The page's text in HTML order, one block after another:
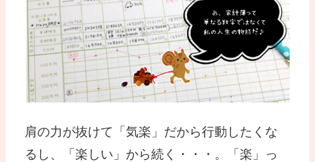
肩の力が抜けて「気楽」だから行動したくな
るし、「楽しい」から続く・・・。「楽」っ